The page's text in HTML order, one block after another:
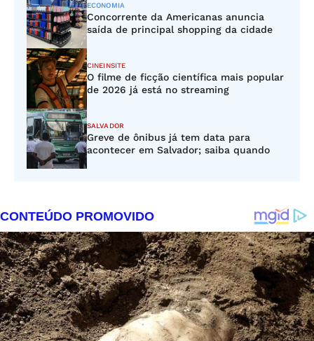
ECONOMIA
Concorrente da Americanas anuncia
saída de principal shopping da cidade
CINEINSITE
O filme de ficção científica mais popular
de 2026 já está no streaming
SALVADOR
Greve de ônibus já tem data para
acontecer em Salvador; saiba quando